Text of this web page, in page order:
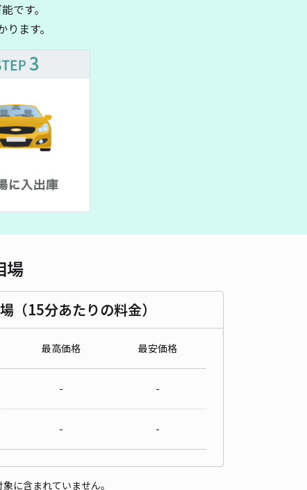
です。
ます。
場
（15分あたりの料金）
最高価格 最安価格
- -
- -
に含まれていません。